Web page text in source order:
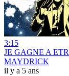
3:15
JE GAGNE A
MAYDRICK
il y a 5 ans